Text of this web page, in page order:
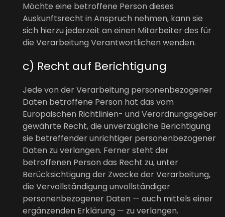
Möchte eine betroffene Person dieses
Auskunftsrecht in Anspruch nehmen, kann sie
sich hierzu jederzeit an einen Mitarbeiter des für
die Verarbeitung Verantwortlichen wenden.
c) Recht auf Berichtigung
Jede von der Verarbeitung personenbezogener
Daten betroffene Person hat das vom
Europäischen Richtlinien- und Verordnungsgeber
gewährte Recht, die unverzügliche Berichtigung
sie betreffender unrichtiger personenbezogener
Daten zu verlangen. Ferner steht der
betroffenen Person das Recht zu, unter
Berücksichtigung der Zwecke der Verarbeitung,
die Vervollständigung unvollständiger
personenbezogener Daten — auch mittels einer
ergänzenden Erklärung — zu verlangen.